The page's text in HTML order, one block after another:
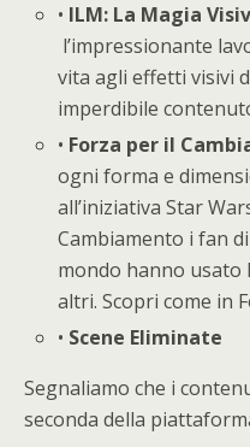
• ILM: La Magia
l’impressionante
vita agli effetti visivi
imperdibile
• Forza per il
ogni forma e
all’iniziativa Star
Cambiamento i fan
mondo hanno usato
altri. Scopri come in
• Scene Eliminate
Segnaliamo che i
seconda della